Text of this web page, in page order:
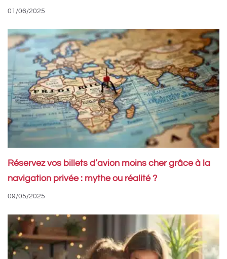
01/06/2025
Réservez vos billets d’avion moins cher grâce à la
navigation privée : mythe ou réalité ?
09/05/2025